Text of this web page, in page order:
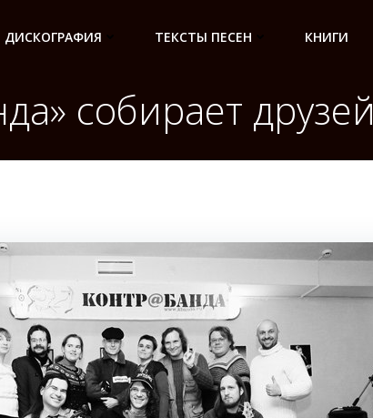
ДИСКОГРАФИЯ ТЕКСТЫ ПЕСЕН КНИГИ
собирает друзей